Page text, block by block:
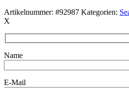
Artikelnummer: #92987 Kategorien:
X
Name
E-Mail